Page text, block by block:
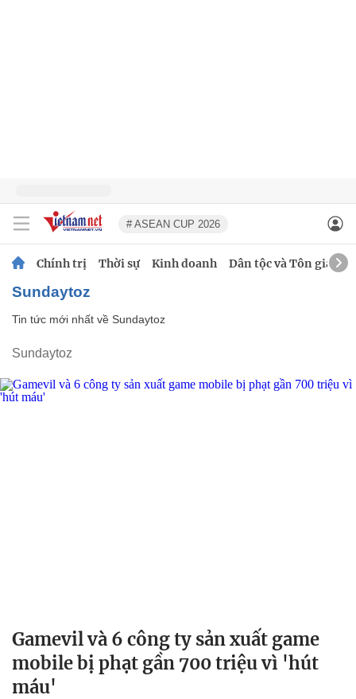
# ASEAN CUP 2026
Chính trị Thời sự Kinh doanh Dân tộc và Tôn giáo
Sundaytoz
Tin tức mới nhất về Sundaytoz
Sundaytoz
Gamevil và 6 công ty sản xuất game
mobile bị phạt gần 700 triệu vì 'hút
máu'